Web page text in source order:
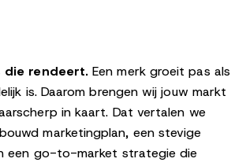
die rendeert. Een merk groeit pas als
is. Daarom brengen wij jouw markt
in kaart. Dat vertalen we
marketingplan, een stevige
een go-to-market strategie die